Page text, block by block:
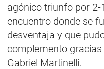
agónico triunfo por 2-
encuentro donde se
desventaja y que
complemento
Gabriel Martinelli.